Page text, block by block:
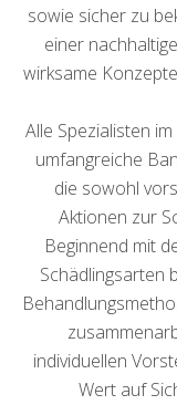
sowie sicher zu
einer
wirksame
Alle Spezialisten
umfangreiche
die sowohl
Aktionen zur
Beginnend mit
Schädlingsarten
individuellen
Wert auf